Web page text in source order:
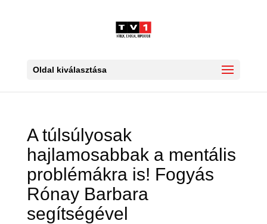
Oldal kiválasztása
A túlsúlyosak
hajlamosabbak a mentális
problémákra is! Fogyás
Rónay Barbara
segítségével